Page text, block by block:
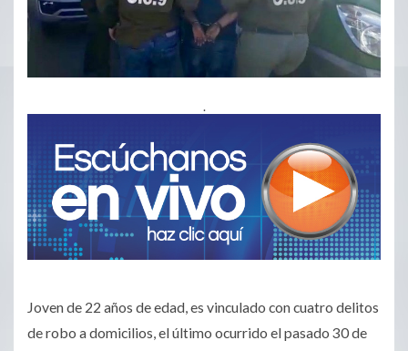
.
Joven de 22 años de edad, es vinculado con cuatro delitos
de robo a domicilios, el último ocurrido el pasado 30 de